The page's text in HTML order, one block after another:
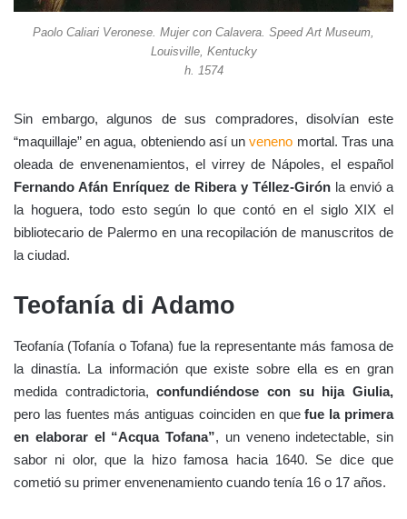
Paolo Caliari Veronese. Mujer con Calavera. Speed Art Museum,
Louisville, Kentucky
h. 1574
Sin embargo, algunos de sus compradores, disolvían este
“maquillaje” en agua, obteniendo así unveneno mortal. Tras una
oleada de envenenamientos, el virrey de Nápoles, el español
Fernando Afán Enríquez de Ribera y Téllez-Girón la envió a
la hoguera, todo esto según lo que contó en el siglo XIX el
bibliotecario de Palermo en una recopilación de manuscritos de
la ciudad.
Teofanía di Adamo
Teofanía (Tofanía o Tofana) fue la representante más famosa de
la dinastía. La información que existe sobre ella es en gran
medida contradictoria, confundiéndose con su hija Giulia,
pero las fuentes más antiguas coinciden en quefue la primera
en elaborar el “Acqua Tofana”, un veneno indetectable, sin
sabor ni olor, que la hizo famosa hacia 1640. Se dice que
cometió su primer envenenamiento cuando tenía 16 o 17 años.